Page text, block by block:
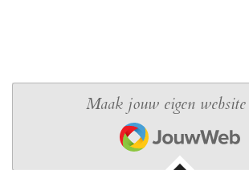
Maak jouw eigen
JouwWeb